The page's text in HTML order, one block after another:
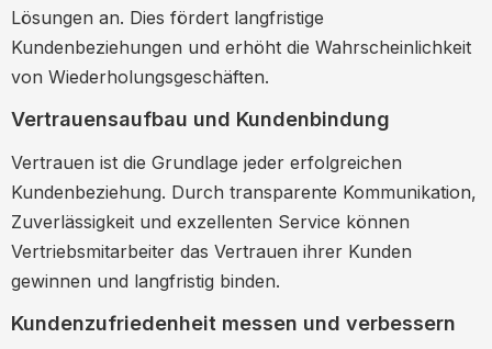
Lösungen an. Dies fördert langfristige
Kundenbeziehungen und erhöht die Wahrscheinlichkeit
von Wiederholungsgeschäften.
Vertrauensaufbau und Kundenbindung
Vertrauen ist die Grundlage jeder erfolgreichen
Kundenbeziehung. Durch transparente Kommunikation,
Zuverlässigkeit und exzellenten Service können
Vertriebsmitarbeiter das Vertrauen ihrer Kunden
gewinnen und langfristig binden.
Kundenzufriedenheit messen und verbessern